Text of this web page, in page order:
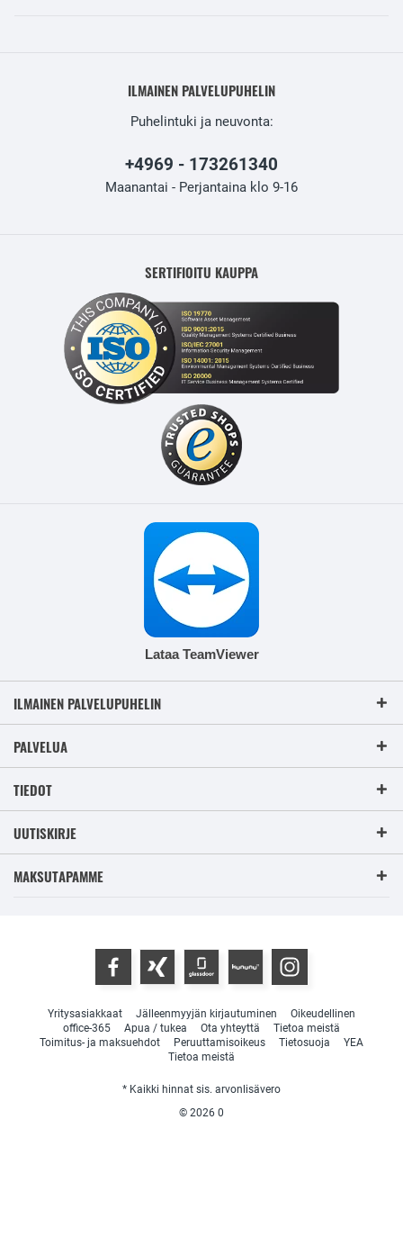
ILMAINEN PALVELUPUHELIN
Puhelintuki ja neuvonta:
+4969 - 173261340
Maanantai - Perjantaina klo 9-16
SERTIFIOITU KAUPPA
Lataa TeamViewer
ILMAINEN PALVELUPUHELIN
PALVELUA
TIEDOT
UUTISKIRJE
MAKSUTAPAMME
Yritysasiakkaat Jälleenmyyjän kirjautuminen
Oikeudellinen
office-365
Apua / tukea Ota yhteyttä
Tietoa meistä
Toimitus- ja maksuehdot
Peruuttamisoikeus Tietosuoja
YEA
Tietoa meistä
* Kaikki hinnat sis. arvonlisävero
© 2026 0